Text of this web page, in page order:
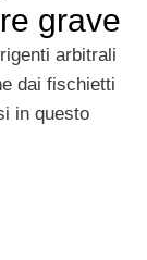
grave
arbitrali
dai fischietti
in questo